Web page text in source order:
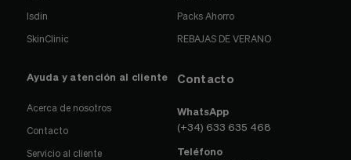
Isdin
SkinClinic
Packs Ahorro
REBAJAS DE VERANO
Ayuda y atención al cliente
Acerca de nosotros
Contacto
Servicio al cliente
Contacto
WhatsApp
(+34) 633 635 468
Teléfono